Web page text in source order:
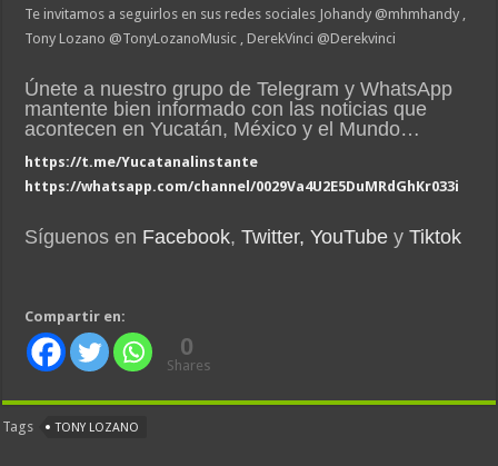
Te invitamos a seguirlos en sus redes sociales Johandy @mhmhandy ,
Tony Lozano @TonyLozanoMusic , DerekVinci @Derekvinci
Únete a nuestro grupo de Telegram y WhatsApp
mantente bien informado con las noticias que
acontecen en Yucatán, México y el Mundo…
https://t.me/Yucatanalinstante
https://whatsapp.com/channel/0029Va4U2E5DuMRdGhKr033i
Síguenos en Facebook,Twitter, YouTube yTiktok
Compartir en:
0
Shares
Tags TONY LOZANO